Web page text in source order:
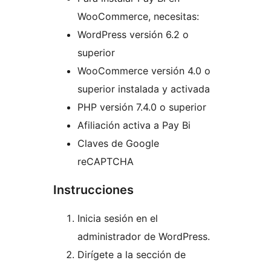
WooCommerce, necesitas:
WordPress versión 6.2 o
superior
WooCommerce versión 4.0 o
superior instalada y activada
PHP versión 7.4.0 o superior
Afiliación activa a Pay Bi
Claves de Google
reCAPTCHA
Instrucciones
Inicia sesión en el
administrador de WordPress.
Dirígete a la sección de